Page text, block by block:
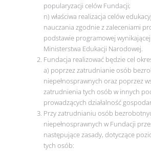
popularyzacji celów Fundacji;
n) właściwa realizacja celów
nauczania zgodnie z zaleceniami
podstawie programowej
Ministerstwa Edukacji Narodowej.
Fundacja realizować będzie cel
a) poprzez zatrudnianie osób
niepełnosprawnych oraz poprzez
zatrudnienia tych osób w innych
prowadzących działalność
Przy zatrudnianiu osób
niepełnosprawnych w Fundacji
następujące zasady, dotyczące
tych osób: